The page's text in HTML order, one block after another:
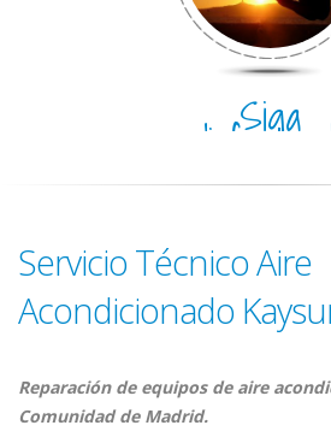
Siga
del día
Servicio Técnico Aire
Acondicionado
Reparación de equipos de aire
Comunidad de Madrid.